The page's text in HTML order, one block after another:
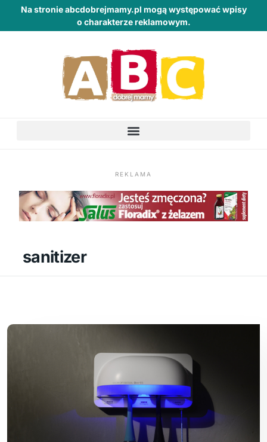
Na stronie abcdobrejmamy.pl mogą występować wpisy
o charakterze reklamowym.
REKLAMA
sanitizer